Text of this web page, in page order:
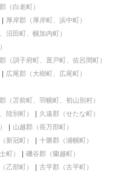
（白老町）
厚岸郡（厚岸町、浜中町）
沼田町、幌加内町）
（訓子府町、置戸町、佐呂間町）
広尾郡（大樹町、広尾町）
（苫前町、羽幌町、初山別村）
陸別町）
久遠郡（せたな町）
山越郡（長万部町）
新冠町）
十勝郡（浦幌町）
町）
磯谷郡（蘭越町）
乙部町）
古平郡（古平町）